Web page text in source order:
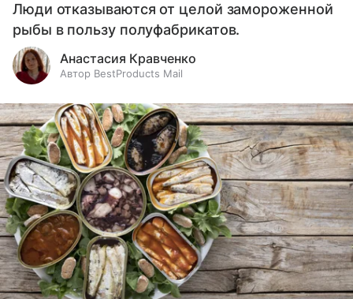
Люди отказываются от целой замороженной
рыбы в пользу полуфабрикатов.
Анастасия Кравченко
Автор BestProducts Mail